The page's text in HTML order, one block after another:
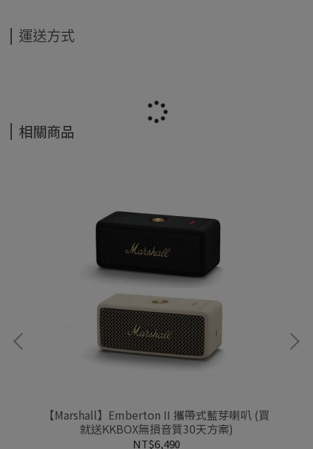
運送方式
相關商品
【Marshall】Emberton II 攜帶式藍芽喇叭 (買
就送KKBOX無損音質30天方案)
NT$6,490